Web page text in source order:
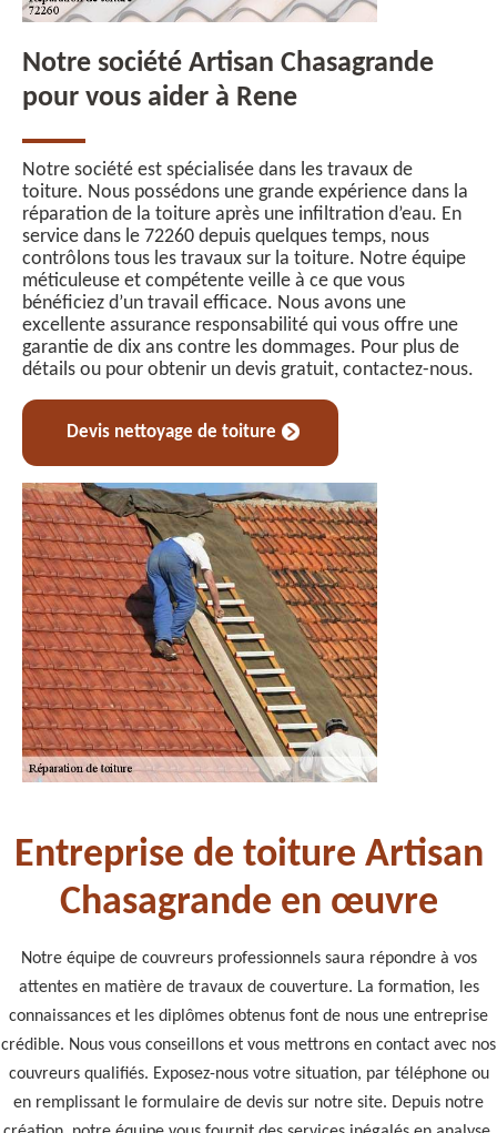
Notre société Artisan Chasagrande
pour vous aider à Rene
Notre société est spécialisée dans les travaux de
toiture. Nous possédons une grande expérience dans la
réparation de la toiture après une infiltration d’eau. En
service dans le 72260 depuis quelques temps, nous
contrôlons tous les travaux sur la toiture. Notre équipe
méticuleuse et compétente veille à ce que vous
bénéficiez d’un travail efficace. Nous avons une
excellente assurance responsabilité qui vous offre une
garantie de dix ans contre les dommages. Pour plus de
détails ou pour obtenir un devis gratuit, contactez-nous.
Devis nettoyage de toiture
Entreprise de toiture Artisan
Chasagrande en œuvre
Notre équipe de couvreurs professionnels saura répondre à vos
attentes en matière de travaux de couverture. La formation, les
connaissances et les diplômes obtenus font de nous une entreprise
crédible. Nous vous conseillons et vous mettrons en contact avec nos
couvreurs qualifiés. Exposez-nous votre situation, par téléphone ou
en remplissant le formulaire de devis sur notre site. Depuis notre